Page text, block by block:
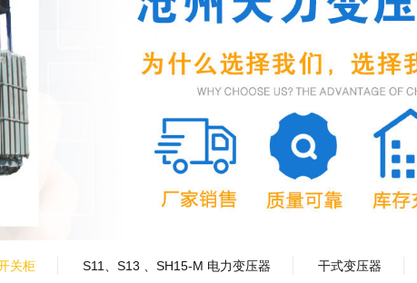
发展历程 高低压开关柜
电炉变压器
35KV S9系列
35KV SZ9系列
关柜 S11、S13 、SH15-M 电力变压器 干式变压器